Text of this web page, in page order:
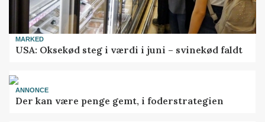
MARKED
USA: Oksekød steg i værdi i juni – svinekød faldt
ANNONCE
Der kan være penge gemt, i foderstrategien